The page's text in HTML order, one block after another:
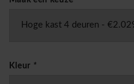
Kleur *